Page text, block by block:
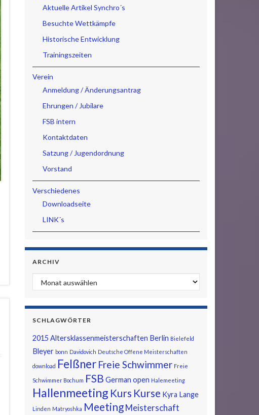
Aktuelle Artikel Synchro´s
Besuchte Wettkämpfe
Historische Entwicklung
Trainingszeiten
Verein
Anmeldung / Änderungsantrag
Ehrungen / Jubilare
FSB intern
Kontaktdaten
Satzung / Jugendordnung
Vorstand
Verschiedenes
Downloadseite
LINK´s
ARCHIV
Archiv
SCHLAGWÖRTER
2015 Altersklassenmeisterschaften Berlin Bielefeld
Bleyer bonn Davidovich Deutsche Offene Meisterschaften
download Felßner Freie Schwimmer Freie
Schwimmer Bochum FSB German open Halemeeting
Hallenmeeting Kurs Kurse Kyra Lange
Linden Matryoshka MeetingMeisterschaft